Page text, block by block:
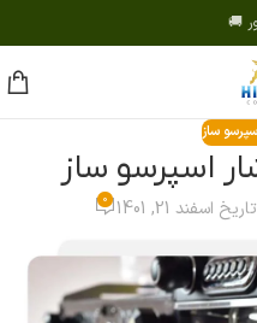
ساز
اسپرسو ساز
اسفند 21, 1401 0